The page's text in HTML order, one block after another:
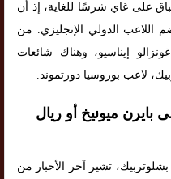
على غاي شرسًا للغاية، إذ أن
اللاعب الدولي الإنجليزي. من
إيناسيو، وهناك شائعات
لاعب بوروسيا دورتموند.
بايرن ميونيخ أو ريال
تشير آخر الأخبار من